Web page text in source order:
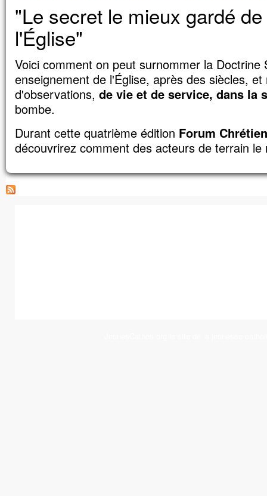
– Acclamons la Parole de Dieu.
"Le secret le mieux gardé de
l'Église"
Voici comment on peut surnommer la Doctrine
enseignement de l'Église, après des siècles,
d'observations, de vie et de service, dans la
bombe.
Durant cette quatrième édition Forum
découvrirez comment des acteurs de terrain